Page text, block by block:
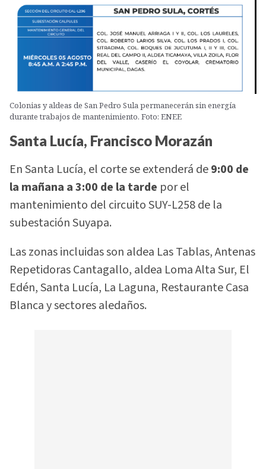
Colonias y aldeas de San Pedro Sula permanecerán sin energía
durante trabajos de mantenimiento. Foto: ENEE
Santa Lucía, Francisco Morazán
En Santa Lucía, el corte se extenderá de9:00 de
la mañana a 3:00 de la tarde por el
mantenimiento del circuito SUY-L258 de la
subestación Suyapa.
Las zonas incluidas son aldea Las Tablas, Antenas
Repetidoras Cantagallo, aldea Loma Alta Sur, El
Edén, Santa Lucía, La Laguna, Restaurante Casa
Blanca y sectores aledaños.